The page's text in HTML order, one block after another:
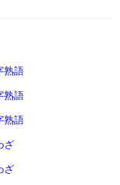
熟語
熟語
熟語
ざ
ざ